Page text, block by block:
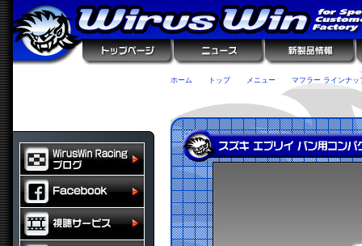
ホーム トップ メニュー マフラー ラインナッ